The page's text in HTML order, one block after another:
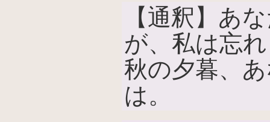
【通釈】あ
が、私は忘
秋の夕暮、
は。